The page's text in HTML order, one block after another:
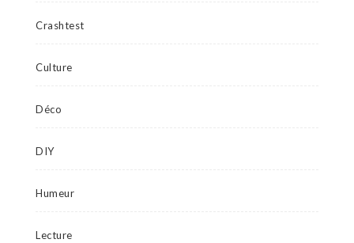
Crashtest
Culture
Déco
DIY
Humeur
Lecture